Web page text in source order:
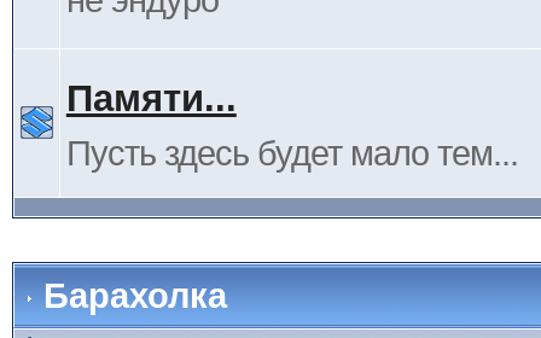
Памяти...
Пусть здесь будет мало тем...
Барахолка